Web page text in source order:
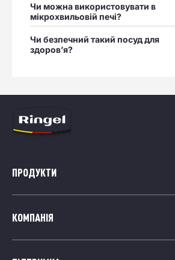
Чи можна використовувати в
мікрохвильовій печі?
Чи безпечний такий посуд для
здоров’я?
ПРОДУКТИ
КОМПАНІЯ